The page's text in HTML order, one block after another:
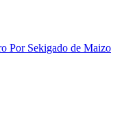
Por Sekigado de Maizo